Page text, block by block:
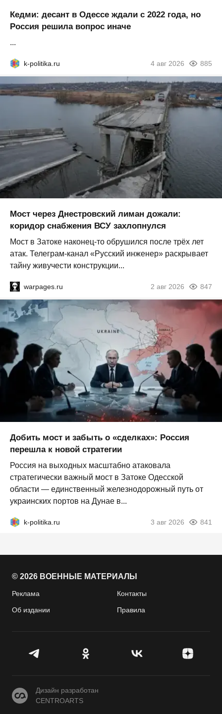
Кедми: десант в Одессе ждали с 2022 года, но
Россия решила вопрос иначе
...
k-politika.ru 4 авг 2026 885
Мост через Днестровский лиман дожали:
коридор снабжения ВСУ захлопнулся
Мост в Затоке наконец-то обрушился после трёх лет
атак. Телеграм-канал «Русский инженер» раскрывает
тайну живучести конструкции...
warpages.ru 2 авг 2026 847
Добить мост и забыть о «сделках»: Россия
перешла к новой стратегии
Россия на выходных масштабно атаковала
стратегически важный мост в Затоке Одесской
области — единственный железнодорожный путь от
украинских портов на Дунае в...
k-politika.ru 3 авг 2026 841
© 2026 ВОЕННЫЕ МАТЕРИАЛЫ
Реклама Контакты
Об издании Правила
CENTROARTS